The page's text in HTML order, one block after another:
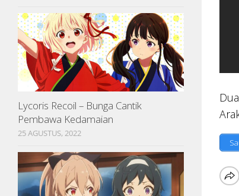
Lycoris Recoil – Bunga Cantik
Pembawa Kedamaian
25 AGUSTUS, 2022